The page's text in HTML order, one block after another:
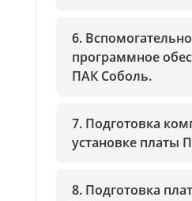
6.
программное
ПАК Соболь.
7. Подготовка
установке платы
8. Подготовка